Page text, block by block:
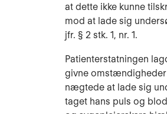
at dette ikke kunne
mod at lade sig
jfr. § 2 stk. 1, nr. 1.
Patienterstatningen
givne omstæn­dig­heder
nægtede at lade sig
taget hans puls og